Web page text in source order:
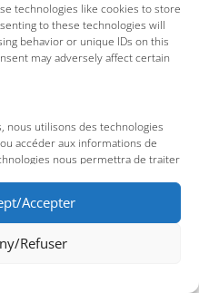
technologies like cookies to store
to these technologies will
behavior or unique IDs on this
may adversely affect certain
nous utilisons des technologies
accéder aux informations de
nous permettra de traiter
ou de retirer son
sur certaines fonctionnalités et
Accepter
Refuser